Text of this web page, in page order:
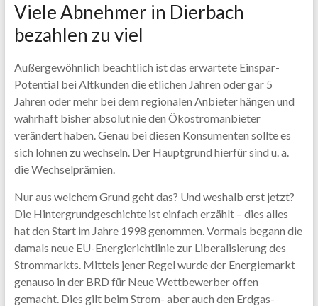
Viele Abnehmer in Dierbach
bezahlen zu viel
Außergewöhnlich beachtlich ist das erwartete Einspar-
Potential bei Altkunden die etlichen Jahren oder gar 5
Jahren oder mehr bei dem regionalen Anbieter hängen und
wahrhaft bisher absolut nie den Ökostromanbieter
verändert haben. Genau bei diesen Konsumenten sollte es
sich lohnen zu wechseln. Der Hauptgrund hierfür sind u. a.
die Wechselprämien.
Nur aus welchem Grund geht das? Und weshalb erst jetzt?
Die Hintergrundgeschichte ist einfach erzählt – dies alles
hat den Start im Jahre 1998 genommen. Vormals begann die
damals neue EU-Energierichtlinie zur Liberalisierung des
Strommarkts. Mittels jener Regel wurde der Energiemarkt
genauso in der BRD für Neue Wettbewerber offen
gemacht. Dies gilt beim Strom- aber auch den Erdgas-